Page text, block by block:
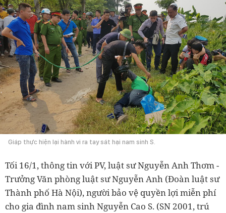
Giáp thực hiện lại hành vi ra tay sát hại nam sinh S.
Tối 16/1, thông tin với PV, luật sư Nguyễn Anh Thơm -
Trưởng Văn phòng luật sư Nguyễn Anh (Đoàn luật sư
Thành phố Hà Nội), người bảo vệ quyền lợi miễn phí
cho gia đình nam sinh Nguyễn Cao S. (SN 2001, trú